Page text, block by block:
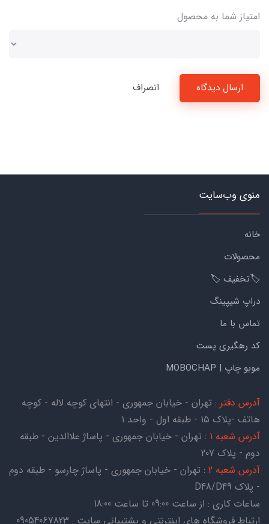
امتیاز شما به محصول
ارسال دیدگاه انصراف
منوی وب‌سایت
خانه
محصولات
🏷️تخفیف 🏷️
دراپ شیپینگ
تماس با ما
کد رهگیری پست
موبو چاپ | MOBOCHAP
آدرس دفتر : تهران - خیابان جمهوری - انتهای کوچه لاله - کوچه
هاتف -پلاک ۱۵ - طبقه اول - واحد ۱
آدرس شعبه 1
: تهران - خیابان جمهوری - پاساژ علاالدین - طبقه
دوم - پلاک 207
آدرس شعبه 2
: تهران - خیابان جمهوری - پاساژ چارسو - طبقه دوم
- پلاک D48/D49
ساعات کاری : از ساعت 09:00 تا ساعت 18:00
ارتباط فروشگاه های اینترنتی و پشتیبانی سایت : 09054067823